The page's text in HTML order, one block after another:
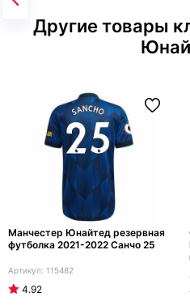
Другие товары
Манчестер Юнайтед резервная
футболка 2021-2022 Санчо 25
115482
4.92